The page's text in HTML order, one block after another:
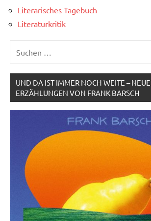
Literarisches Tagebuch
Literaturkritik
nach:
UND DA IST IMMER NOCH WEITE – NEUE
ERZÄHLUNGEN VON FRANK BARSCH